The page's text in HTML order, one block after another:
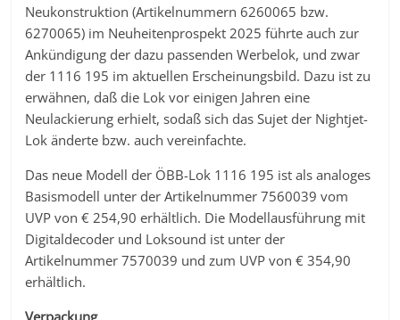
Neukonstruktion (Artikelnummern 6260065 bzw.
6270065) im Neuheitenprospekt 2025 führte auch zur
Ankündigung der dazu passenden Werbelok, und zwar
der 1116 195 im aktuellen Erscheinungsbild. Dazu ist zu
erwähnen, daß die Lok vor einigen Jahren eine
Neulackierung erhielt, sodaß sich das Sujet der Nightjet-
Lok änderte bzw. auch vereinfachte.
Das neue Modell der ÖBB-Lok 1116 195 ist als analoges
Basismodell unter der Artikelnummer 7560039 vom
UVP von € 254,90 erhältlich. Die Modellausführung mit
Digitaldecoder und Loksound ist unter der
Artikelnummer 7570039 und zum UVP von € 354,90
erhältlich.
Verpackung